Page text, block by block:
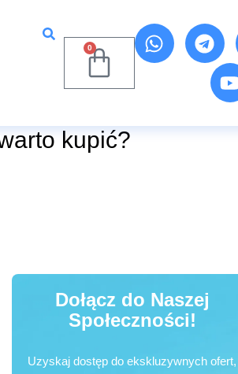
0
kupić?
Dołącz do Naszej
Społeczności!
Uzyskaj dostęp do ekskluzywnych ofert,